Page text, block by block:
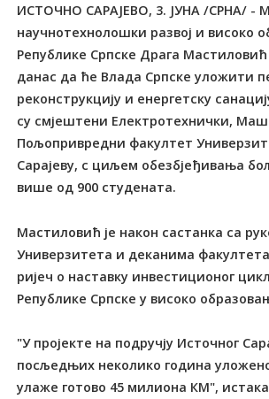
ИСТОЧНО САРАЈЕВО, 3. ЈУНА /СРНА/ -
научнотехнолошки развој и високо
Републике Српске Драга Мастиловић
данас да ће Влада Српске уложити
реконструкцију и енергетску
су смјештени Електротехнички,
Пољопривредни факултет
Сарајеву, с циљем обезбјеђивања
више од 900 студената.
Мастиловић је након састанка са
Универзитета и деканима факултета
ријеч о наставку инвестиционог
Републике Српске у високо
"У пројекте на подручју Источног
посљедњих неколико година
улаже готово 45 милиона КМ",